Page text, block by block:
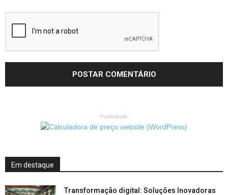
- Publicidade -
Em destaque
Transformação digital: Soluções Inovadoras